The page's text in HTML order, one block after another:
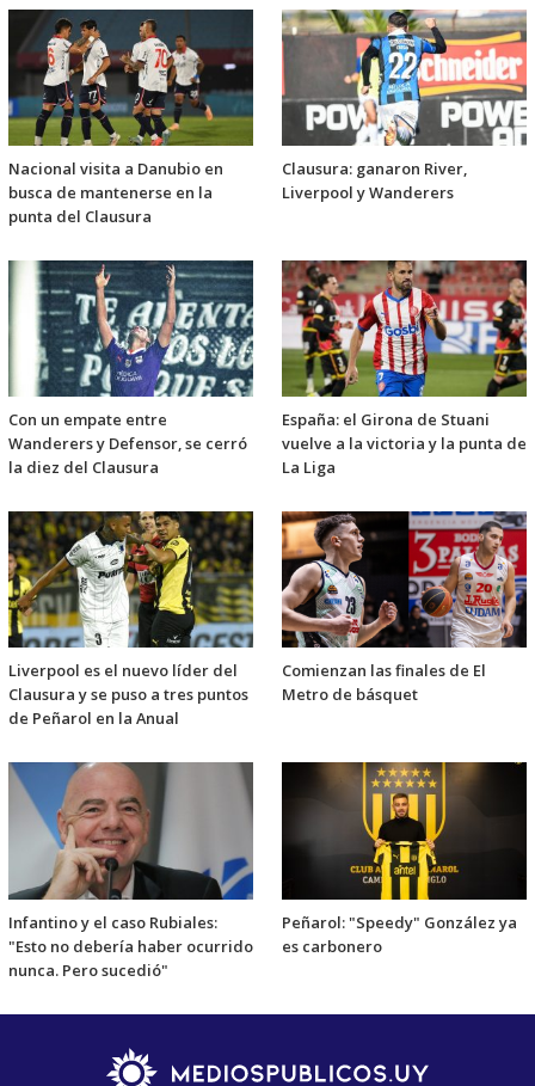
Nacional visita a Danubio en
busca de mantenerse en la
punta del Clausura
Clausura: ganaron River,
Liverpool y Wanderers
Con un empate entre
Wanderers y Defensor, se cerró
la diez del Clausura
España: el Girona de Stuani
vuelve a la victoria y la punta de
La Liga
Liverpool es el nuevo líder del
Clausura y se puso a tres puntos
de Peñarol en la Anual
Comienzan las finales de El
Metro de básquet
Infantino y el caso Rubiales:
"Esto no debería haber ocurrido
nunca. Pero sucedió"
Peñarol: "Speedy" González ya
es carbonero